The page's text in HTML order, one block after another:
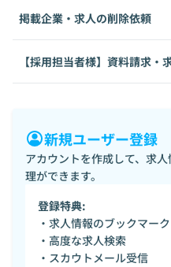
掲載企業・求人の削除依頼
【採用担当者様】資料請求・
新規ユーザー登録
アカウントを作成して、求
理ができます。
登録特典:
・求人情報のブックマーク
・高度な求人検索
・スカウトメール受信